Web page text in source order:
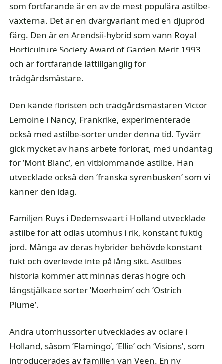
som fortfarande är en av de mest populära astilbe-
växterna. Det är en dvärgvariant med en djupröd
färg. Den är en Arendsii-hybrid som vann Royal
Horticulture Society Award of Garden Merit 1993
och är fortfarande lättillgänglig för
trädgårdsmästare.
Den kände floristen och trädgårdsmästaren Victor
Lemoine i Nancy, Frankrike, experimenterade
också med astilbe-sorter under denna tid. Tyvärr
gick mycket av hans arbete förlorat, med undantag
för ’Mont Blanc’, en vitblommande astilbe. Han
utvecklade också den ’franska syrenbusken’ som vi
känner den idag.
Familjen Ruys i Dedemsvaart i Holland utvecklade
astilbe för att odlas utomhus i rik, konstant fuktig
jord. Många av deras hybrider behövde konstant
fukt och överlevde inte på lång sikt. Astilbes
historia kommer att minnas deras högre och
långstjälkade sorter ’Moerheim’ och ’Ostrich
Plume’.
Andra utomhussorter utvecklades av odlare i
Holland, såsom ’Flamingo’, ’Ellie’ och ’Visions’, som
introducerades av familjen van Veen. En ny